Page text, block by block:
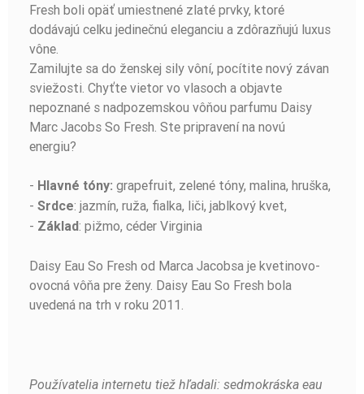
Fresh boli opäť umiestnené zlaté prvky, ktoré
dodávajú celku jedinečnú eleganciu a zdôrazňujú luxus
vône.
Zamilujte sa do ženskej sily vôní, pocítite nový závan
sviežosti. Chyťte vietor vo vlasoch a objavte
nepoznané s nadpozemskou vôňou parfumu Daisy
Marc Jacobs So Fresh. Ste pripravení na novú
energiu?
- Hlavné tóny: grapefruit, zelené tóny, malina, hruška,
- Srdce: jazmín, ruža, fialka, liči, jablkový kvet,
- Základ: pižmo, céder Virginia
Daisy Eau So Fresh od Marca Jacobsa je kvetinovo-
ovocná vôňa pre ženy. Daisy Eau So Fresh bola
uvedená na trh v roku 2011.
Používatelia internetu tiež hľadali: sedmokráska eau